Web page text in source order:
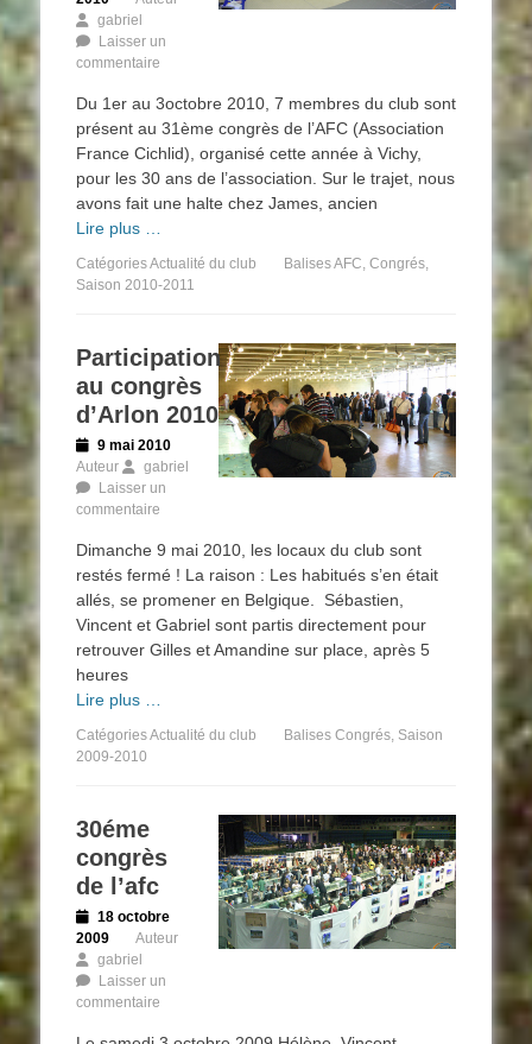
gabriel
Laisser un
commentaire
Du 1er au 3octobre 2010, 7 membres du club sont
présent au 31ème congrès de l’AFC (Association
France Cichlid), organisé cette année à Vichy,
pour les 30 ans de l’association. Sur le trajet, nous
avons fait une halte chez James, ancien
Lire plus …
CatégoriesActualité du club BalisesAFC, Congrés,
Saison 2010-2011
Participation
au congrès
d’Arlon 2010
Posted
on
9 mai 2010
Auteur
gabriel
Laisser un
commentaire
Dimanche 9 mai 2010, les locaux du club sont
restés fermé ! La raison : Les habitués s’en était
allés, se promener en Belgique. Sébastien,
Vincent et Gabriel sont partis directement pour
retrouver Gilles et Amandine sur place, après 5
heures
Lire plus …
CatégoriesActualité du club Balises Congrés, Saison
2009-2010
30éme
congrès
de l’afc
Posted
on
18 octobre
2009
Auteur
gabriel
Laisser un
commentaire